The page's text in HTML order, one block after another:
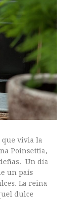
que vivia la
Poinsettia,
Un día
un país
La reina
dulce